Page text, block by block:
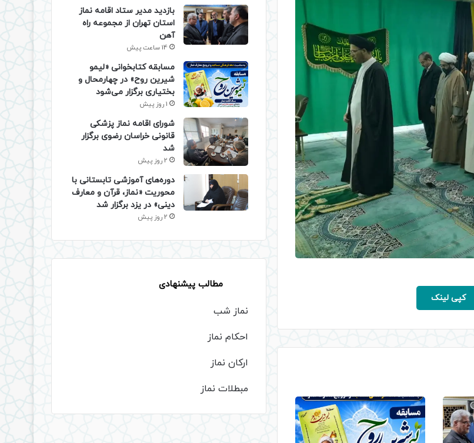
کپی لینک
بازدید مدیر ستاد اقامه نماز
استان تهران از مجموعه راه
آهن
14 ساعت پیش
مسابقه کتابخوانی «لیمو
شیرین روح» در چهارمحال و
بختیاری برگزار می‌شود
1 روز پیش
شورای اقامه نماز پزشکی
قانونی خراسان رضوی برگزار
شد
2 روز پیش
دوره‌های آموزشی تابستانی با
محوریت «نماز، قرآن و معارف
دینی» در یزد برگزار شد
2 روز پیش
مطالب پیشنهادی
نماز شب
احکام نماز
ارکان نماز
مبطلات نماز